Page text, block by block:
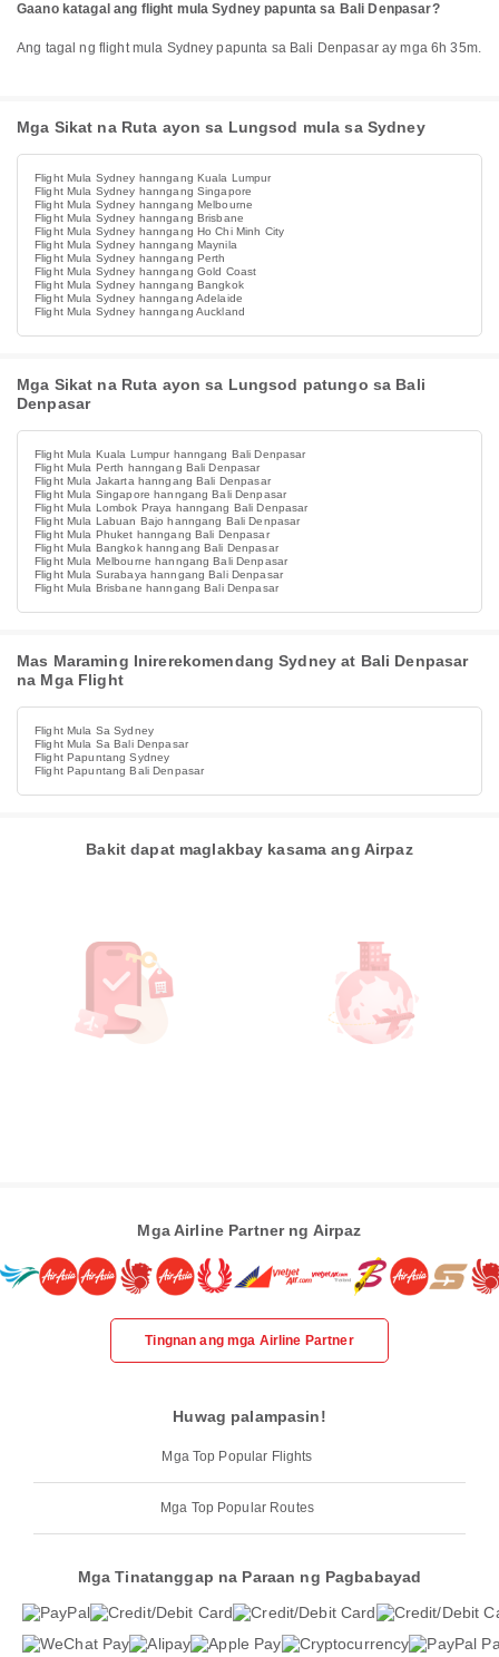
Gaano katagal ang flight mula Sydney papunta sa Bali Denpasar?
Ang tagal ng flight mula Sydney papunta sa Bali Denpasar ay mga 6h 35m.
Mga Sikat na Ruta ayon sa Lungsod mula sa Sydney
Flight Mula Sydney hanngang Kuala Lumpur
Flight Mula Sydney hanngang Singapore
Flight Mula Sydney hanngang Melbourne
Flight Mula Sydney hanngang Brisbane
Flight Mula Sydney hanngang Ho Chi Minh City
Flight Mula Sydney hanngang Maynila
Flight Mula Sydney hanngang Perth
Flight Mula Sydney hanngang Gold Coast
Flight Mula Sydney hanngang Bangkok
Flight Mula Sydney hanngang Adelaide
Flight Mula Sydney hanngang Auckland
Mga Sikat na Ruta ayon sa Lungsod patungo sa Bali
Denpasar
Flight Mula Kuala Lumpur hanngang Bali Denpasar
Flight Mula Perth hanngang Bali Denpasar
Flight Mula Jakarta hanngang Bali Denpasar
Flight Mula Singapore hanngang Bali Denpasar
Flight Mula Lombok Praya hanngang Bali Denpasar
Flight Mula Labuan Bajo hanngang Bali Denpasar
Flight Mula Phuket hanngang Bali Denpasar
Flight Mula Bangkok hanngang Bali Denpasar
Flight Mula Melbourne hanngang Bali Denpasar
Flight Mula Surabaya hanngang Bali Denpasar
Flight Mula Brisbane hanngang Bali Denpasar
Mas Maraming Inirerekomendang Sydney at Bali Denpasar
na Mga Flight
Flight Mula Sa Sydney
Flight Mula Sa Bali Denpasar
Flight Papuntang Sydney
Flight Papuntang Bali Denpasar
Bakit dapat maglakbay kasama ang Airpaz
Mga Airline Partner ng Airpaz
Tingnan ang mga Airline Partner
Huwag palampasin!
Mga Top Popular Flights
Mga Top Popular Routes
Mga Tinatanggap na Paraan ng Pagbabayad